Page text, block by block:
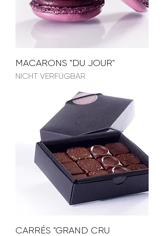
MACARONS "DU JOUR"
NICHT VERFÜGBAR
CARRÉS "GRAND CRU